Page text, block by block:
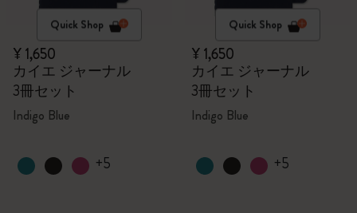
Quick Shop
¥ 1,650
カイエ ジャーナル
3冊セット
Indigo Blue
+5
Quick Shop
¥ 1,650
カイエ ジャーナル
3冊セット
Indigo Blue
+5